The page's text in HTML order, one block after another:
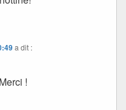
a dit :
!